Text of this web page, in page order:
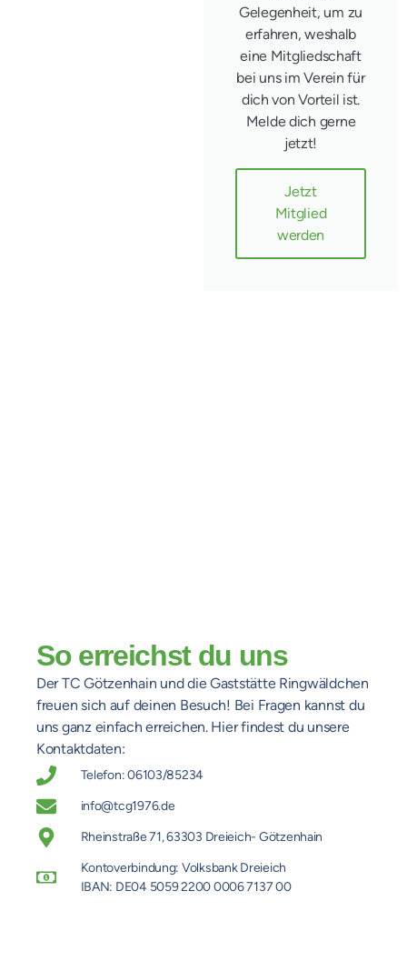
Gelegenheit, um zu
erfahren, weshalb
eine Mitgliedschaft
bei uns im Verein für
dich von Vorteil ist.
Melde dich gerne
jetzt!​
Jetzt
Mitglied
werden
So erreichst du uns
Der TC Götzenhain und die Gaststätte Ringwäldchen
freuen sich auf deinen Besuch! Bei Fragen kannst du
uns ganz einfach erreichen. Hier findest du unsere
Kontaktdaten:
Telefon: 06103/85234
info@tcg1976.de
Rheinstraße 71, 63303 Dreieich- Götzenhain
Kontoverbindung: Volksbank Dreieich
IBAN: DE04 5059 2200 0006 7137 00